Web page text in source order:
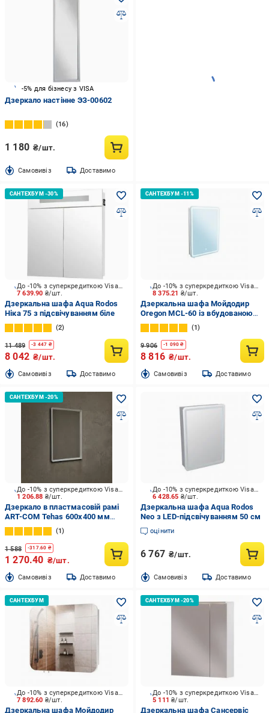
-5% для бізнесу з VISA
Дзеркало настінне ЭЗ-00602
16
1 180 ₴/шт.
Cамовивіз Доставимо
7 639.90 ₴/шт.
До -10% з суперкредиткою Visa Вигода
Дзеркальна шафа Aqua Rodos
Ніка 75 з підсвічуванням біле
2
11 489 -3 447 ₴
8 042 ₴/шт.
Cамовивіз Доставимо
8 375.21 ₴/шт.
До -10% з суперкредиткою Visa Вигода
Дзеркальна шафа Мойдодир
Oregon MCL-60 із вбудованою
підсвіткою
1
9 906 -1 090 ₴
8 816 ₴/шт.
Cамовивіз Доставимо
1 206.88 ₴/шт.
До -10% з суперкредиткою Visa Вигода
Дзеркало в пластмасовій рамі
ART-COM Tehas 600х400 мм
білий
1
1 588 -317.60 ₴
1 270.40 ₴/шт.
Cамовивіз Доставимо
6 428.65 ₴/шт.
До -10% з суперкредиткою Visa Вигода
Дзеркальна шафа Aqua Rodos
Neo з LED-підсвічуванням 50 см
оцінити
6 767 ₴/шт.
Cамовивіз Доставимо
7 892.60 ₴/шт.
До -10% з суперкредиткою Visa Вигода
Дзеркальна шафа Мойдодир
5 111₴/шт.
До -10% з суперкредиткою Visa Вигода
Дзеркальна шафа Сансервіс